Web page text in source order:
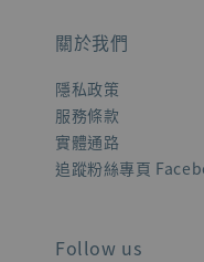
關於我們
隱私政策
服務條款
實體通路
追蹤粉絲專頁
Follow us